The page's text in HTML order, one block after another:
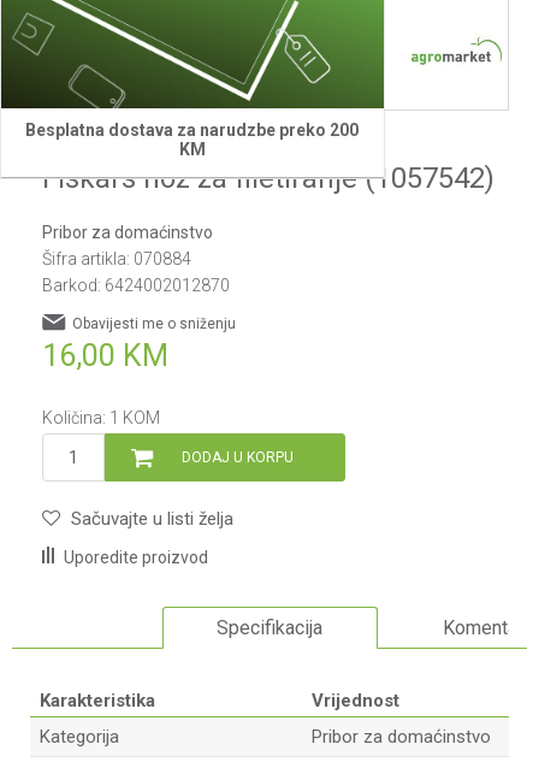
Besplatna dostava za narudzbe preko 200
KM
Fiskars
Fiskars noz za filetiranje (1057542)
Pribor za domaćinstvo
Šifra artikla: 070884
Barkod: 6424002012870
16,00 KM
Obavijesti me o sniženju
Količina: 1 KOM
DODAJ U KORPU
Sačuvajte u listi želja
Uporedite proizvod
Specifikacija Komentari
Karakteristika
Vrijednost
Kategorija
Pribor za domaćinstvo